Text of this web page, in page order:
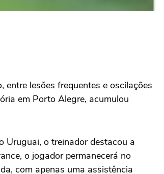
lesões frequentes e oscilações
em Porto Alegre, acumulou
Uruguai, o treinador destacou a
o jogador permanecerá no
com apenas uma assistência